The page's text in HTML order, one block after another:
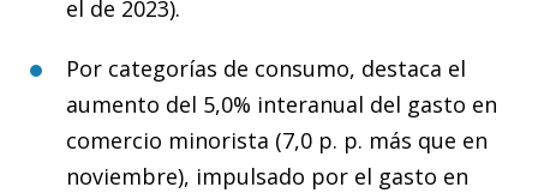
el de 2023).
Por categorías de consumo, destaca el
aumento del 5,0% interanual del gasto en
comercio minorista (7,0 p. p. más que en
noviembre), impulsado por el gasto en